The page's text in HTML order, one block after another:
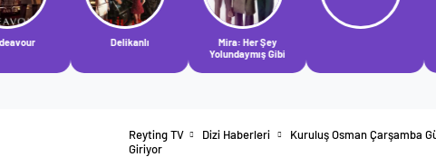
Delikanlı
Mira: Her Şey
Reyting TV Dizi Haberleri
Kuruluş Osman Çarşamba
Giriyor